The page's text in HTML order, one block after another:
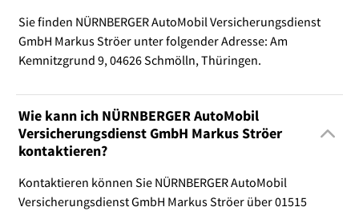
Sie finden NÜRNBERGER AutoMobil Versicherungsdienst
GmbH Markus Ströer unter folgender Adresse: Am
Kemnitzgrund 9, 04626 Schmölln, Thüringen.
Wie kann ich NÜRNBERGER AutoMobil
Versicherungsdienst GmbH Markus Ströer
kontaktieren?
Kontaktieren können Sie NÜRNBERGER AutoMobil
Versicherungsdienst GmbH Markus Ströer über 01515